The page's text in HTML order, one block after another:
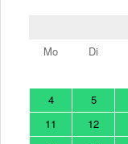
Mo
Di
4
5
11
12